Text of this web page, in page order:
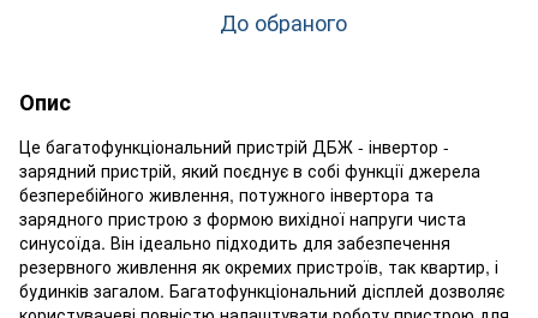
До обраного
Опис
Це багатофункціональний пристрій ДБЖ - інвертор -
зарядний пристрій, який поєднує в собі функції джерела
безперебійного живлення, потужного інвертора та
зарядного пристрою з формою вихідної напруги чиста
синусоїда. Він ідеально підходить для забезпечення
резервного живлення як окремих пристроїв, так квартир, і
будинків загалом. Багатофункціональний дісплей дозволяє